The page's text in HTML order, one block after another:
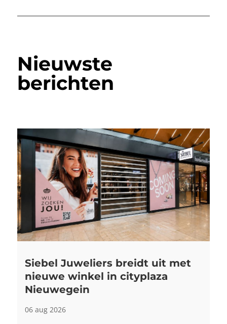
Nieuwste
berichten
Siebel Juweliers breidt uit met
nieuwe winkel in cityplaza
Nieuwegein
06 aug 2026